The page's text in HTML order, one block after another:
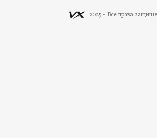
2025 - Все права